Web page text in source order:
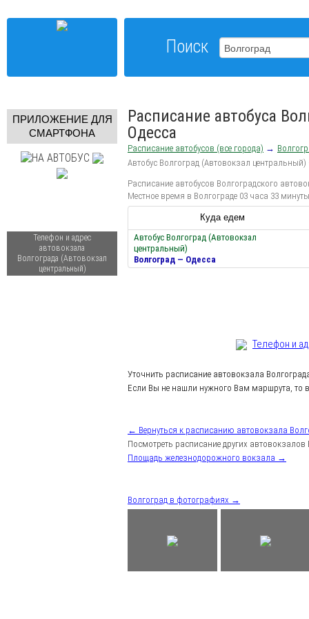
Поиск
ПРИЛОЖЕНИЕ ДЛЯ
СМАРТФОНА
Телефон и адрес
автовокзала
Волгограда (Автовокзал
центральный)
Расписание автобуса
Одесса
Расписание автобусов (все города) →
Автобус Волгоград (Автовокзал
Расписание автобусов Волгоградского
Местное время в Волгограде 03 часа 33
Куда едем
Автобус Волгоград (Автовокзал
центральный)
Волгоград — Одесса
Телефон и
Уточнить расписание автовокзала
Если Вы не нашли нужного Вам маршрута, то
← Вернуться к расписанию автовокзала
Посмотреть расписание других автовокзалов
Площадь железнодорожного вокзала →
Волгоград в фотографиях →